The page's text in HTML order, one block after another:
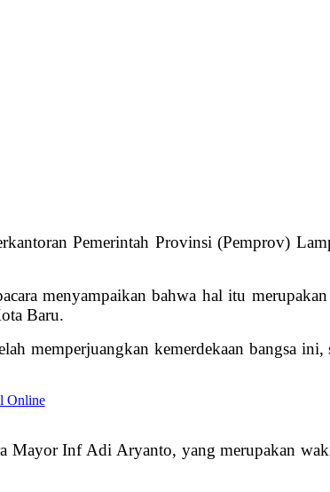
Pemerintah Provinsi (Pemprov)
menyampaikan bahwa hal itu
Baru.
memperjuangkan kemerdekaan bangsa
Mayor Inf Adi Aryanto, yang merupakan